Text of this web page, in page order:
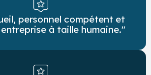
personnel compétent et
à taille humaine."